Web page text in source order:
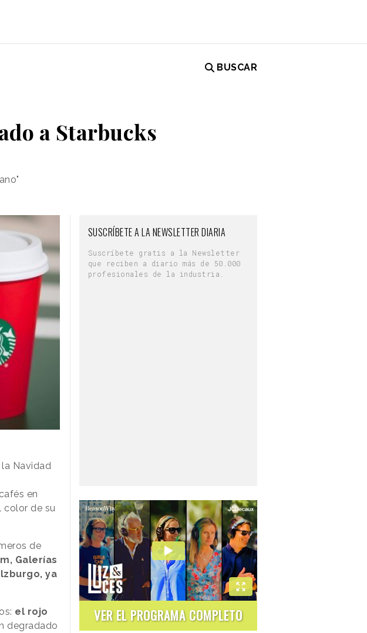
BUSCAR
a Starbucks
la Navidad
en
color de su
de
Galerías
ya
el rojo
degradado
SUSCRÍBETE A LA NEWSLETTER DIARIA
Suscríbete gratis a la Newsletter
que reciben a diario más de 50.000
profesionales de la industria.
VER EL PROGRAMA COMPLETO